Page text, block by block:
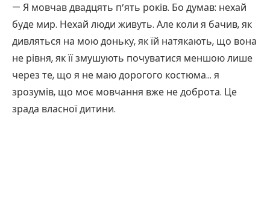
— Я мовчав двадцять п’ять років. Бо думав: нехай
буде мир. Нехай люди живуть. Але коли я бачив, як
дивляться на мою доньку, як їй натякають, що вона
не рівня, як її змушують почуватися меншою лише
через те, що я не маю дорогого костюма… я
зрозумів, що моє мовчання вже не доброта. Це
зрада власної дитини.